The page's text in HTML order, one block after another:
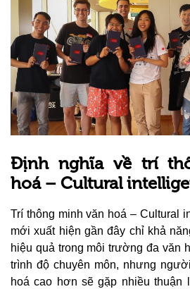
Định nghĩa về trí
hoá – Cultural
Trí thông minh văn hoá – Cultural
mới xuất hiện gần đây chỉ khả
hiệu quả trong môi trường đa văn
trình độ chuyên môn, nhưng
hoá cao hơn sẽ gặp nhiều